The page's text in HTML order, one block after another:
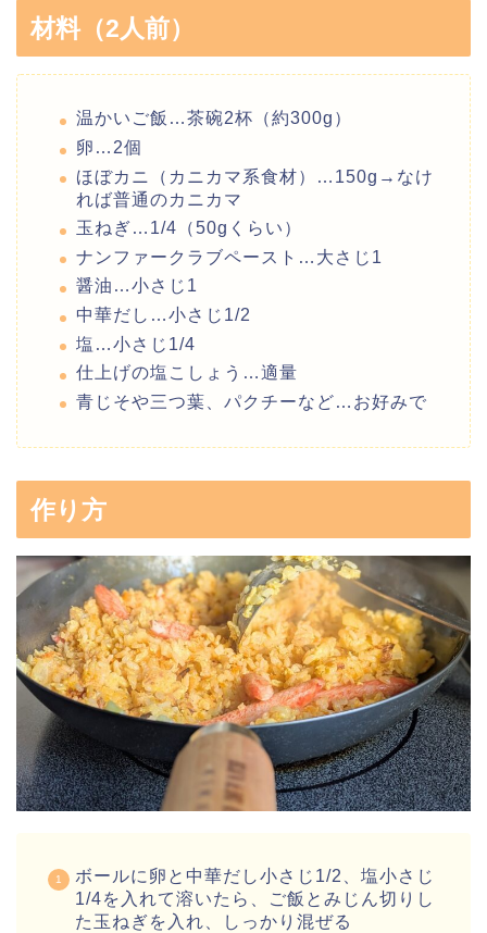
材料（2人前）
温かいご飯…茶碗2杯（約300g）
卵…2個
ほぼカニ（カニカマ系食材）…150g→なけ
れば普通のカニカマ
玉ねぎ…1/4（50gくらい）
ナンファークラブペースト…大さじ1
醤油…小さじ1
中華だし…小さじ1/2
塩…小さじ1/4
仕上げの塩こしょう…適量
青じそや三つ葉、パクチーなど…お好みで
作り方
ボールに卵と中華だし小さじ1/2、塩小さじ
1/4を入れて溶いたら、ご飯とみじん切りし
た玉ねぎを入れ、しっかり混ぜる